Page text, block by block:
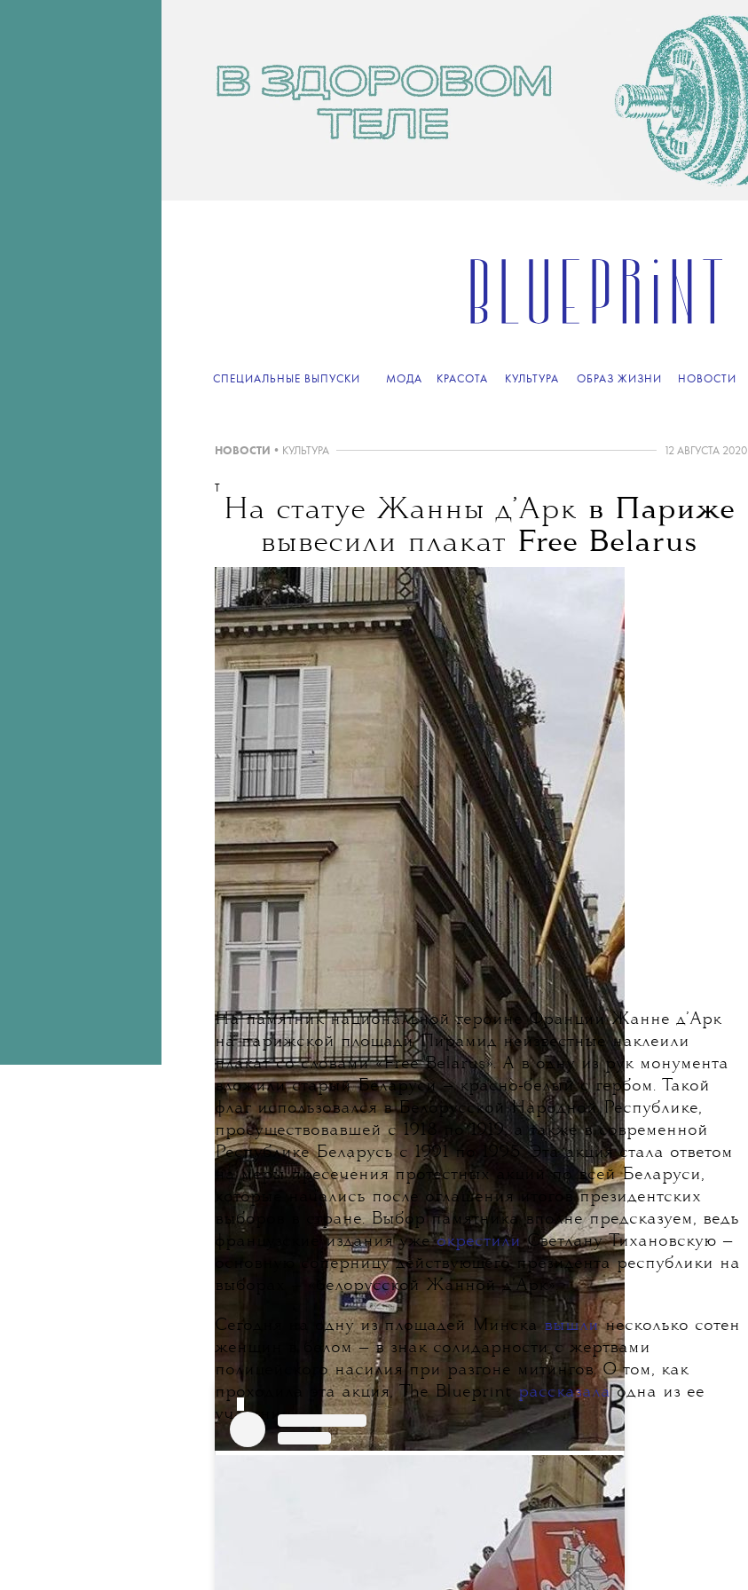
СПЕЦИАЛЬНЫЕ ВЫПУСКИ МОДА КРАСОТА КУЛЬТУРА ОБРАЗ ЖИЗНИ НОВОСТИ
НОВОСТИ • КУЛЬТУРА 12 АВГУСТА 2020
На статуе Жанны д’Арк в Париже
вывесили плакат Free Belarus
На памятник национальной героине Франции Жанне д’Арк
на парижской площади Пирамид неизвестные наклеили
плакат со словами «Free Belarus». А в одну из рук монумента
вложили старый Беларуси — красно-белый с гербом. Такой
флаг использовался в Белорусской Народной Республике,
просуществовавшей с 1918 по 1919, а также в современной
Республике Беларусь с 1991 по 1995. Эта акция стала ответом
на меры пресечения протестных акций по всей Беларуси,
которые начались после оглашения итогов президентских
выборов в стране. Выбор памятника вполне предсказуем, ведь
французские издания ужеокрестили Светлану Тихановскую —
основную соперницу действующего президента республики на
выборах — «белорусской Жанной д’Арк».
Сегодня на одну из площадей Минска вышлинесколько сотен
женщин в белом — в знак солидарности с жертвами
полицейского насилия при разгоне митингов. О том, как
проходила эта акция, The Blueprint рассказалаодна из ее
участниц.